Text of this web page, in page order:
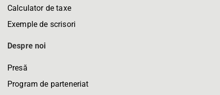
Calculator de taxe
Exemple de scrisori
Despre noi
Presă
Program de parteneriat